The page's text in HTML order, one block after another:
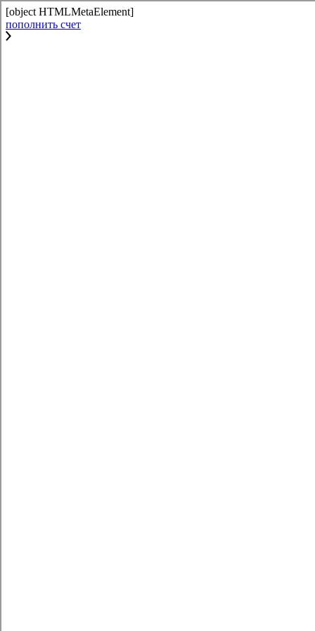
[object HTMLMetaElement]
пополнить счет